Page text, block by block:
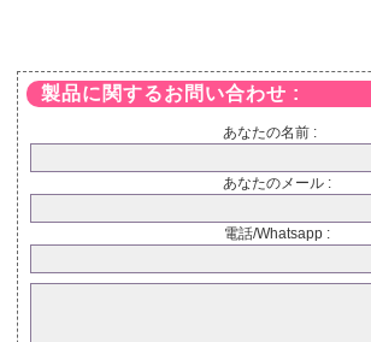
製品に関するお問い合わせ :
あなたの名前 :
あなたのメール :
電話/Whatsapp :